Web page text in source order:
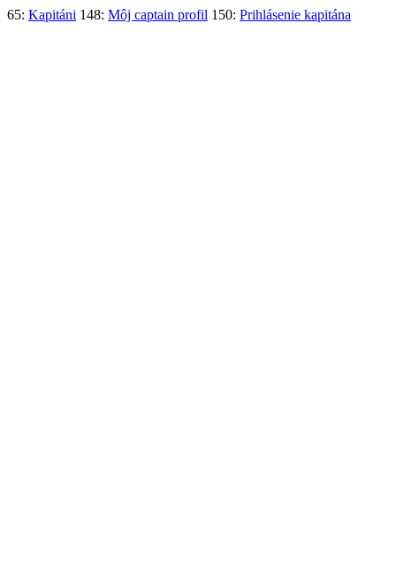
65: Kapitáni 148: Môj captain profil 150: Prihlásenie kapitána